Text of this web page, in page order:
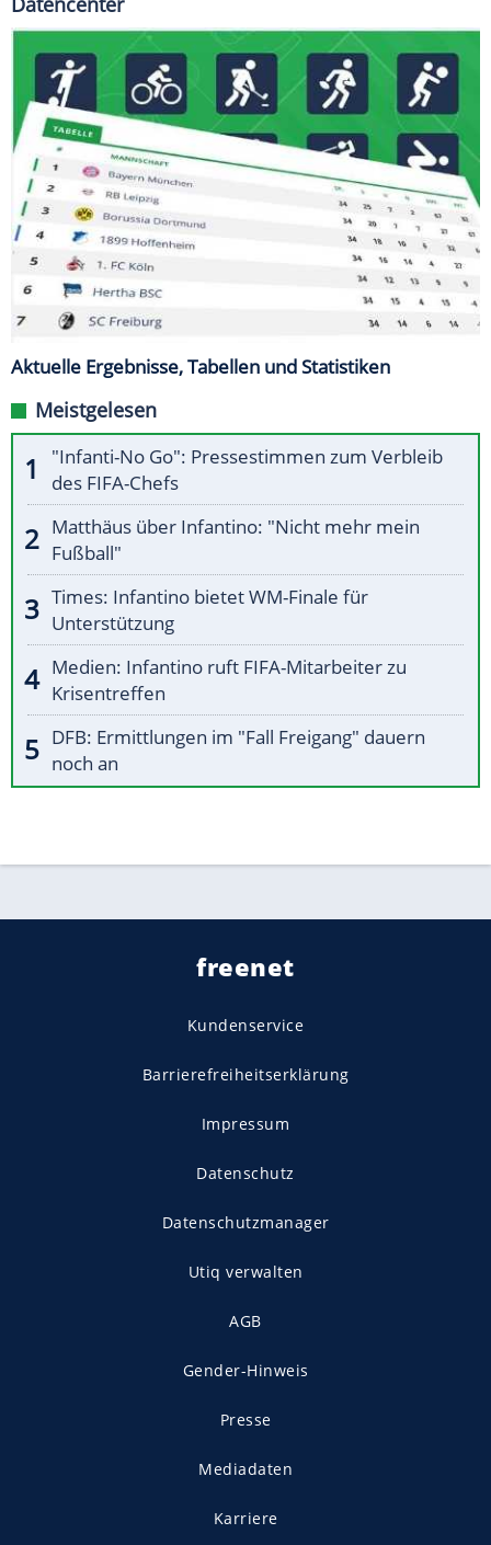
Aktuelle Ergebnisse, Tabellen und Statistiken
Meistgelesen
"Infanti-No Go": Pressestimmen zum Verbleib
des FIFA-Chefs
Matthäus über Infantino: "Nicht mehr mein
Fußball"
Times: Infantino bietet WM-Finale für
Unterstützung
Medien: Infantino ruft FIFA-Mitarbeiter zu
Krisentreffen
DFB: Ermittlungen im "Fall Freigang" dauern
noch an
freenet
Kundenservice
Barrierefreiheitserklärung
Impressum
Datenschutz
Datenschutzmanager
Utiq verwalten
AGB
Gender-Hinweis
Presse
Mediadaten
Karriere